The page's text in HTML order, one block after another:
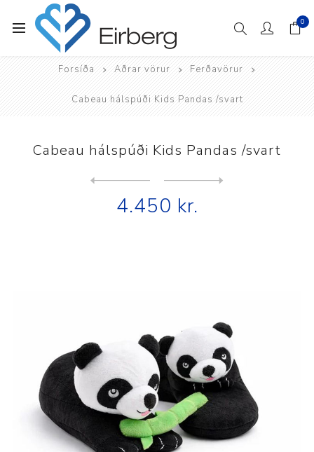
0
Forsíða Aðrar vörur Ferðavörur
Cabeau hálspúði Kids Pandas /svart
Cabeau hálspúði Kids Pandas /svart
4.450 kr.